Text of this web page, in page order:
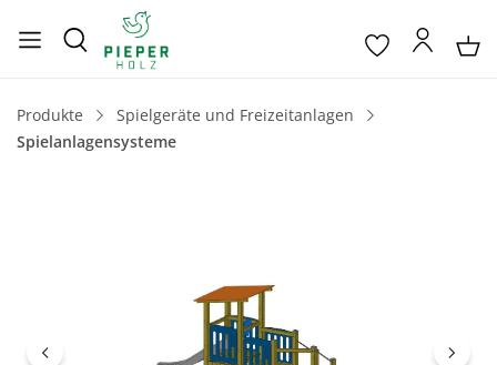
Produkte
Spielgeräte und Freizeitanlagen
Spielanlagensysteme